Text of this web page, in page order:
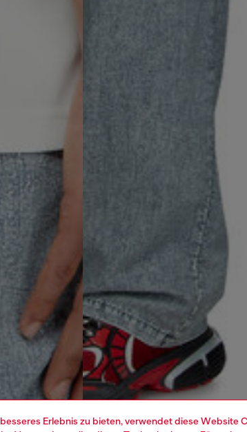
Erlebnis zu bieten, verwendet diese Website